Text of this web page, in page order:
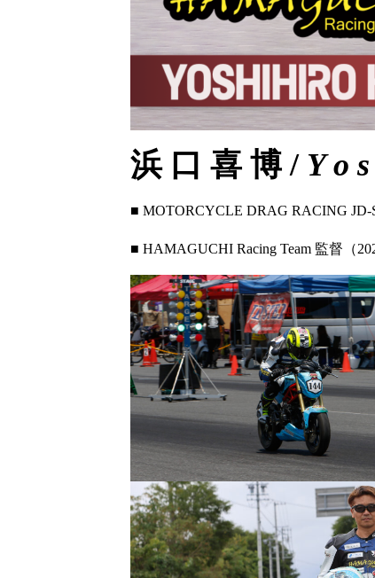
浜 口 喜 博 / Y o
■ MOTORCYCLE DRAG RACING JD-
■ HAMAGUCHI Racing Team 監督（